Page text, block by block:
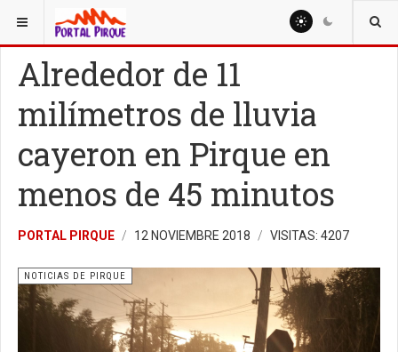
ESTÁ AQUÍ: NOTICIAS
Alrededor de 11
milímetros de lluvia
cayeron en Pirque en
menos de 45 minutos
PORTAL PIRQUE 12 NOVIEMBRE 2018 VISITAS: 4207
NOTICIAS DE PIRQUE